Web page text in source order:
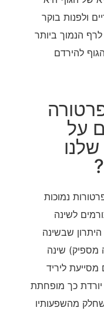
ולפנות בוקר
לרף הנמוך ביותר
להירדם
על
נמוכות
לשינה
שבשינה
מספיק) שינה
ליריד
כך מופחתת
מהשפעותיו